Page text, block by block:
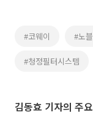
#코웨이 #노
#청정필터시스템
김동효 기자의 주